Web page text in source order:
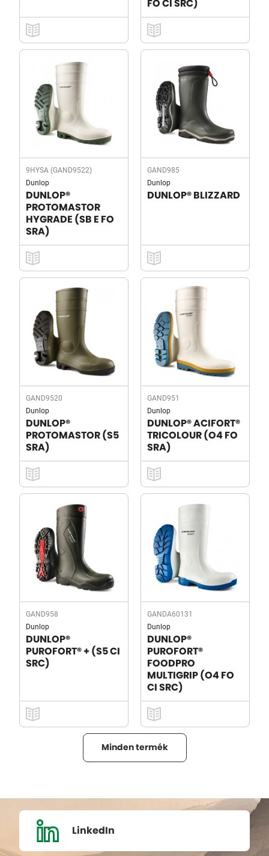
FO CI SRC)
9HYSA (GAND9522)
Dunlop
DUNLOP®
PROTOMASTOR
HYGRADE (SB E FO
SRA)
GAND985
Dunlop
DUNLOP® BLIZZARD
GAND9520
Dunlop
DUNLOP®
PROTOMASTOR (S5
SRA)
GAND951
Dunlop
DUNLOP® ACIFORT®
TRICOLOUR (O4 FO
SRA)
GAND958
Dunlop
DUNLOP®
PUROFORT® + (S5 CI
SRC)
GANDA60131
Dunlop
DUNLOP®
PUROFORT®
FOODPRO
MULTIGRIP (O4 FO
CI SRC)
Minden termék
LinkedIn